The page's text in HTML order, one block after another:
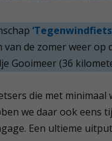
de zomer weer op
Gooimeer (36
die met minimaal
we daar ook eens
Een ultieme